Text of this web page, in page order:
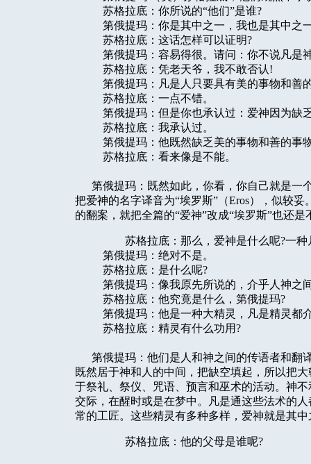
苏格拉底：你所说的“他们”是谁?
第俄提玛：你是其中之一，我也是其中之
苏格拉底：这话怎样可以证明?
第俄提玛：容易得很。请问：你不说凡是神
苏格拉底：凭老天爷，我不敢否认!
第俄提玛：凡是人只要具有美的事物和善的
苏格拉底：一点不错。
第俄提玛：但是你也承认过：爱神因为缺乏
苏格拉底：我承认过。
第俄提玛：他既然缺乏美的事物和善的事物
苏格拉底：看来像是不能。
第俄提玛：既然如此，你看，你自己就是一
把爱神的名字译音为“埃罗斯”（Eros），似较
的翻案，就把全篇的“爱神”改成“埃罗斯”也还
苏格拉底：那么，爱神是什么呢?一种
第俄提玛：绝对不是。
苏格拉底：是什么呢?
第俄提玛：像我原先所说的，介乎人神之
苏格拉底：他究竟是什么，第俄提玛?
第俄提玛：他是一种大精灵，凡是精灵都
苏格拉底：精灵有什么功用?
第俄提玛：他们是人和神之间的传语者和翻
既然居于神和人的中间，把缺空填起，所以把
于祭礼、祭仪、咒语、预言和巫术的活动。神
交际，在醒时或是在梦中。凡是通这些法术的
常的工匠。这些精灵有多种多样，爱神就是其中
苏格拉底：他的父母是谁呢?